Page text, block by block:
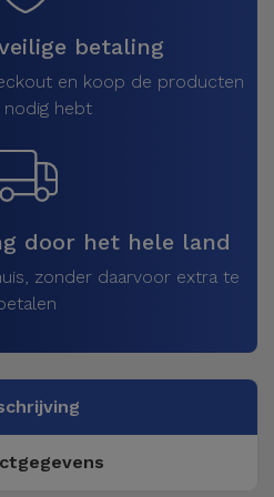
betaling
en koop de producten
nodig hebt
door het hele land
zonder daarvoor extra te